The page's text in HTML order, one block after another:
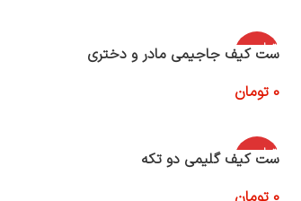
اتمام موج
ودی
ست کیف جاجیمی مادر و دختری
0 تومان
اتمام موج
ودی
ست کیف گلیمی دو تکه